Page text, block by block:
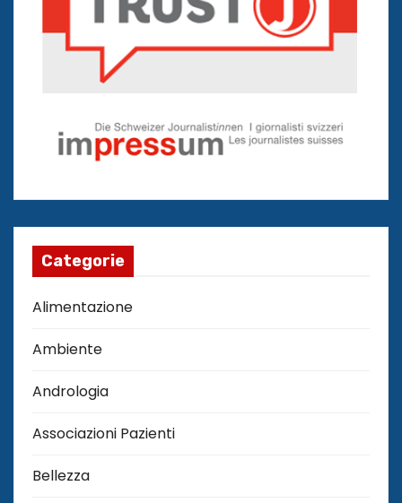
Categorie
Alimentazione
Ambiente
Andrologia
Associazioni Pazienti
Bellezza